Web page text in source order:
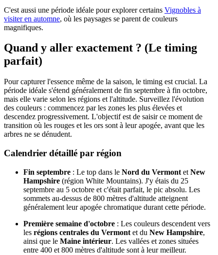
C'est aussi une période idéale pour explorer certains Vignobles à
visiter en automne, où les paysages se parent de couleurs
magnifiques.
Quand y aller exactement ? (Le timing
parfait)
Pour capturer l'essence même de la saison, le timing est crucial. La
période idéale s'étend généralement de fin septembre à fin octobre,
mais elle varie selon les régions et l'altitude. Surveillez l'évolution
des couleurs : commencez par les zones les plus élevées et
descendez progressivement. L'objectif est de saisir ce moment de
transition où les rouges et les ors sont à leur apogée, avant que les
arbres ne se dénudent.
Calendrier détaillé par région
Fin septembre : Le top dans le Nord du Vermont et New
Hampshire (région White Mountains). J'y étais du 25
septembre au 5 octobre et c'était parfait, le pic absolu. Les
sommets au-dessus de 800 mètres d'altitude atteignent
généralement leur apogée chromatique durant cette période.
Première semaine d'octobre : Les couleurs descendent vers
les régions centrales du Vermont et du New Hampshire,
ainsi que le Maine intérieur. Les vallées et zones situées
entre 400 et 800 mètres d'altitude sont à leur meilleur.